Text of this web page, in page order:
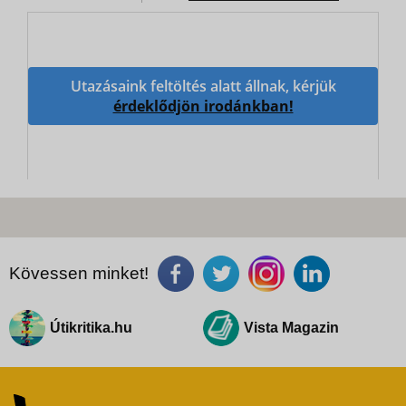
Utazásaink feltöltés alatt állnak, kérjük
érdeklődjön irodánkban!
Kövessen minket!
Útikritika.hu Vista Magazin